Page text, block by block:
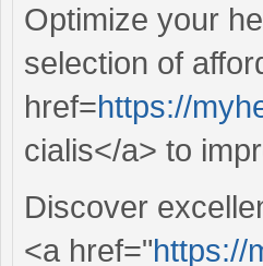
Optimize your
selection of
href=https://
cialis</a> to
Discover
<a href="https://